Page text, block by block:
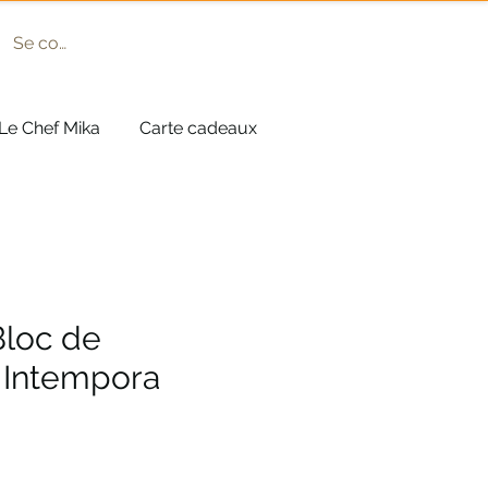
Se connecter
Le Chef Mika Carte cadeaux
de